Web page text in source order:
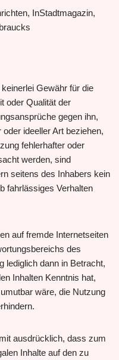
InStadtmagazin,
Gewähr für die
oder Qualität der
gegen ihn,
ideeller Art beziehen,
fehlerhafter oder
werden, sind
seitens des Inhabers kein
fahrlässiges Verhalten
auf fremde Internetseiten
des
lediglich dann in Betracht,
Inhalten Kenntnis hat,
wäre, die Nutzung
ausdrücklich, dass zum
Inhalte auf den zu